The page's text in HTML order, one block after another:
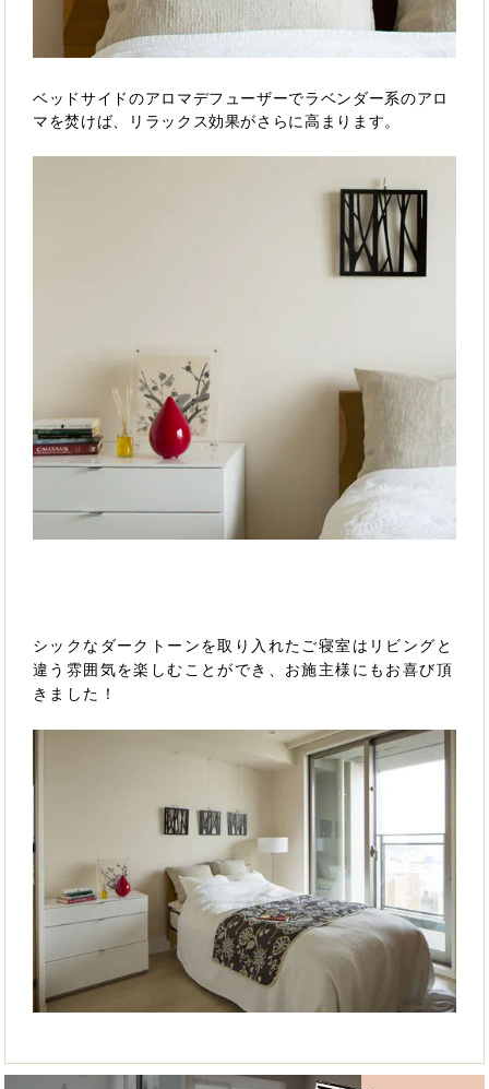
ベッドサイドのアロマデフューザーでラベンダー系のアロ
マを焚けば、リラックス効果がさらに高まります。
シックなダークトーンを取り入れたご寝室はリビングと
違う雰囲気を楽しむことができ、お施主様にもお喜び頂
きました！